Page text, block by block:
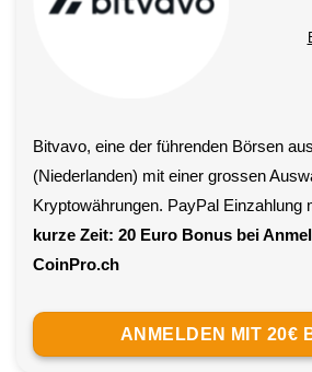
Bitvavo, eine der führenden Börsen
(Niederlanden) mit einer grossen
Kryptowährungen. PayPal Einzahlung
kurze Zeit: 20 Euro Bonus bei
CoinPro.ch
ANMELDEN MIT 20€